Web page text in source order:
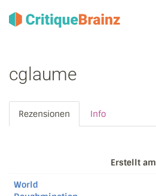
cglaume
Rezensionen Info
Erstellt am
World